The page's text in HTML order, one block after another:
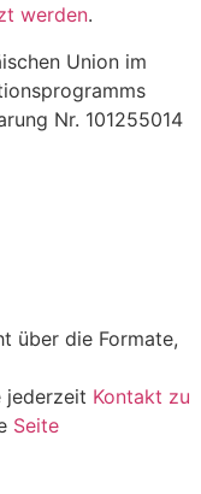
werden.
Union im
Nr. 101255014
über die Formate,
jederzeit Kontakt zu
Seite